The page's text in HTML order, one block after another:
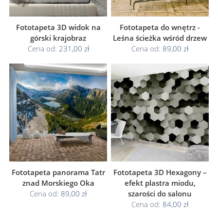
Fototapeta 3D widok na
górski krajobraz
Cena od: 231,00 zł
Fototapeta do wnętrz -
Leśna ścieżka wśród drzew
Cena od: 89,00 zł
Fototapeta panorama Tatr
znad Morskiego Oka
Cena od: 89,00 zł
Fototapeta 3D Hexagony –
efekt plastra miodu,
szarości do salonu
Cena od: 84,00 zł